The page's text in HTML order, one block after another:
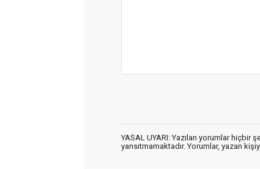
YASAL UYARI: Yazılan yorumlar hiçbir
yansıtmamaktadır. Yorumlar, yazan